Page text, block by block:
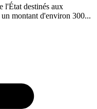
l'État destinés aux
montant d'environ 300...